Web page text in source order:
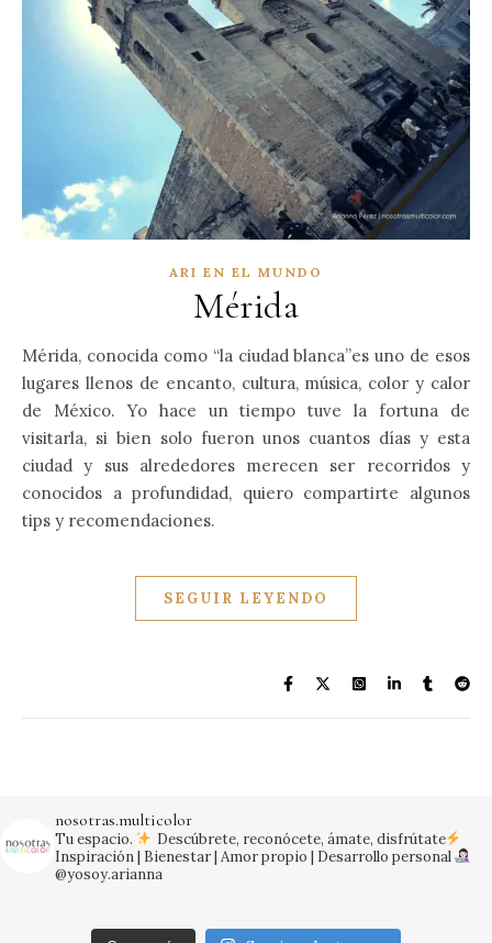
ARI EN EL MUNDO
Mérida
Mérida, conocida como “la ciudad blanca”es uno de esos
lugares llenos de encanto, cultura, música, color y calor
de México. Yo hace un tiempo tuve la fortuna de
visitarla, si bien solo fueron unos cuantos días y esta
ciudad y sus alrededores merecen ser recorridos y
conocidos a profundidad, quiero compartirte algunos
tips y recomendaciones.
SEGUIR LEYENDO
nosotras.multicolor
Tu espacio.
Descúbrete, reconócete, ámate, disfrútate
Inspiración | Bienestar | Amor propio | Desarrollo personal
@yosoy.arianna